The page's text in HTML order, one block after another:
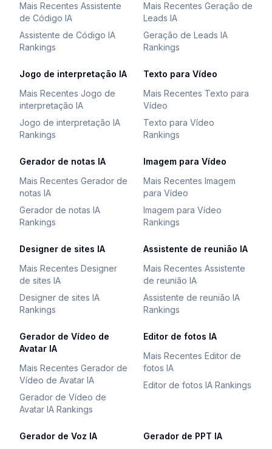
Mais Recentes Assistente
de Código IA
Assistente de Código IA
Rankings
Mais Recentes Geração de
Leads IA
Geração de Leads IA
Rankings
Jogo de interpretação IA
Mais Recentes Jogo de
interpretação IA
Jogo de interpretação IA
Rankings
Texto para Vídeo
Mais Recentes Texto para
Vídeo
Texto para Vídeo
Rankings
Gerador de notas IA
Mais Recentes Gerador de
notas IA
Gerador de notas IA
Rankings
Imagem para Vídeo
Mais Recentes Imagem
para Vídeo
Imagem para Vídeo
Rankings
Designer de sites IA
Mais Recentes Designer
de sites IA
Designer de sites IA
Rankings
Assistente de reunião IA
Mais Recentes Assistente
de reunião IA
Assistente de reunião IA
Rankings
Gerador de Vídeo de
Avatar IA
Mais Recentes Gerador de
Vídeo de Avatar IA
Gerador de Vídeo de
Avatar IA Rankings
Editor de fotos IA
Mais Recentes Editor de
fotos IA
Editor de fotos IA Rankings
Gerador de Voz IA
Gerador de PPT IA